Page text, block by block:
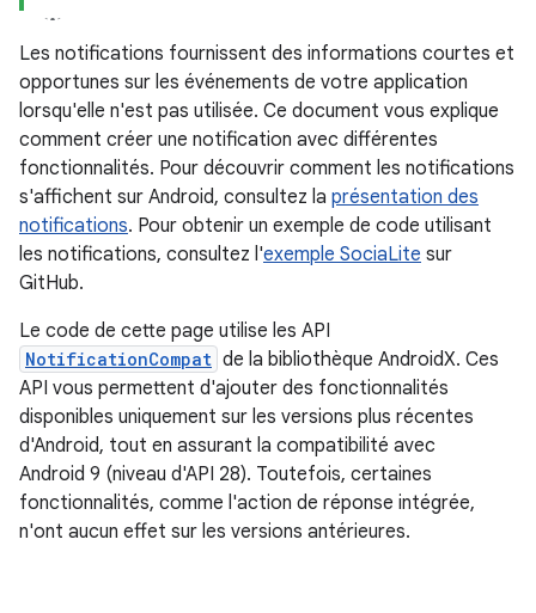
Les notifications fournissent des informations courtes et
opportunes sur les événements de votre application
lorsqu'elle n'est pas utilisée. Ce document vous explique
comment créer une notification avec différentes
fonctionnalités. Pour découvrir comment les notifications
s'affichent sur Android, consultez la présentation des
notifications. Pour obtenir un exemple de code utilisant
les notifications, consultez l'exemple SociaLite sur
GitHub.
Le code de cette page utilise les API
NotificationCompat de la bibliothèque AndroidX. Ces
API vous permettent d'ajouter des fonctionnalités
disponibles uniquement sur les versions plus récentes
d'Android, tout en assurant la compatibilité avec
Android 9 (niveau d'API 28). Toutefois, certaines
fonctionnalités, comme l'action de réponse intégrée,
n'ont aucun effet sur les versions antérieures.